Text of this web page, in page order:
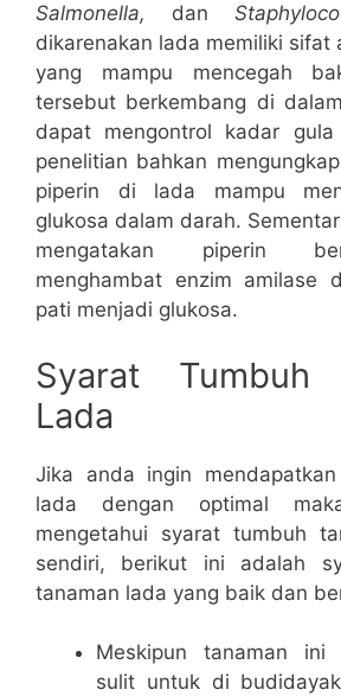
Salmonella, dan
dikarenakan lada memiliki sifat
yang mampu mencegah
tersebut berkembang di
dapat mengontrol kadar
penelitian bahkan
piperin di lada mampu
glukosa dalam darah.
mengatakan piperin
menghambat enzim amilase
pati menjadi glukosa.
Syarat Tumbuh
Lada
Jika anda ingin
lada dengan optimal
mengetahui syarat tumbuh
sendiri, berikut ini adalah
tanaman lada yang baik dan
Meskipun tanaman ini
sulit untuk di